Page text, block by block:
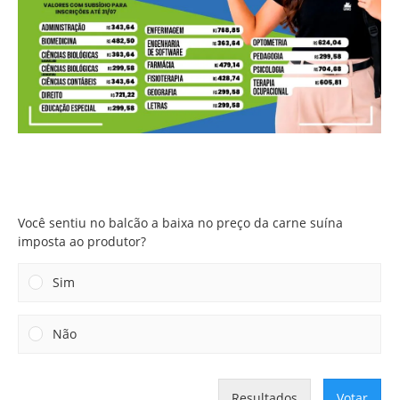
Você sentiu no balcão a baixa no preço da carne suína
imposta ao produtor?
Sim
Não